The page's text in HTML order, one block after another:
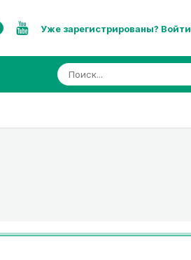
Уже зарегистрированы? Войти